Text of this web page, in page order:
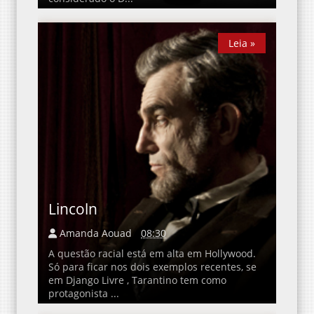
Lincoln
Amanda Aouad
08:30
A questão racial está em alta em Hollywood.
Só para ficar nos dois exemplos recentes, se
em Django Livre , Tarantino tem como
protagonista ...
Leia »
Leia »